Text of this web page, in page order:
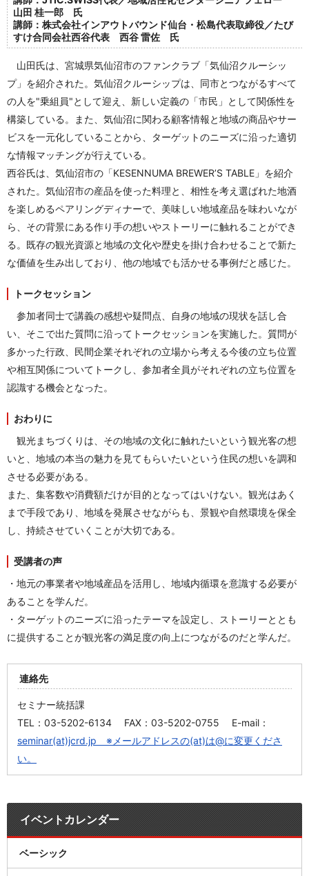
山田 桂一郎 氏
講師：株式会社インアウトバウンド仙台・松島代表取締役／たび
すけ合同会社西谷代表 西谷 雷佐 氏
山田氏は、宮城県気仙沼市のファンクラブ「気仙沼クルーシッ
プ」を紹介された。気仙沼クルーシップは、同市とつながるすべて
の人を"乗組員"として迎え、新しい定義の「市民」として関係性を
構築している。また、気仙沼に関わる顧客情報と地域の商品やサー
ビスを一元化していることから、ターゲットのニーズに沿った適切
な情報マッチングが行えている。
西谷氏は、気仙沼市の「KESENNUMA BREWER’S TABLE」を紹介
された。気仙沼市の産品を使った料理と、相性を考え選ばれた地酒
を楽しめるペアリングディナーで、美味しい地域産品を味わいなが
ら、その背景にある作り手の想いやストーリーに触れることができ
る。既存の観光資源と地域の文化や歴史を掛け合わせることで新た
な価値を生み出しており、他の地域でも活かせる事例だと感じた。
トークセッション
参加者同士で講義の感想や疑問点、自身の地域の現状を話し合
い、そこで出た質問に沿ってトークセッションを実施した。質問が
多かった行政、民間企業それぞれの立場から考える今後の立ち位置
や相互関係についてトークし、参加者全員がそれぞれの立ち位置を
認識する機会となった。
おわりに
観光まちづくりは、その地域の文化に触れたいという観光客の想
いと、地域の本当の魅力を見てもらいたいという住民の想いを調和
させる必要がある。
また、集客数や消費額だけが目的となってはいけない。観光はあく
まで手段であり、地域を発展させながらも、景観や自然環境を保全
し、持続させていくことが大切である。
受講者の声
・地元の事業者や地域産品を活用し、地域内循環を意識する必要が
あることを学んだ。
・ターゲットのニーズに沿ったテーマを設定し、ストーリーととも
に提供することが観光客の満足度の向上につながるのだと学んだ。
連絡先
セミナー統括課
TEL：03-5202-6134 FAX：03-5202-0755 E-mail：
seminar(at)jcrd.jp ※メールアドレスの(at)は@に変更くださ
い。
イベントカレンダー
ベーシック